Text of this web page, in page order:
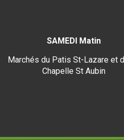
SAMEDI Matin
Marchés du Patis St-Lazare et
Chapelle St Aubin